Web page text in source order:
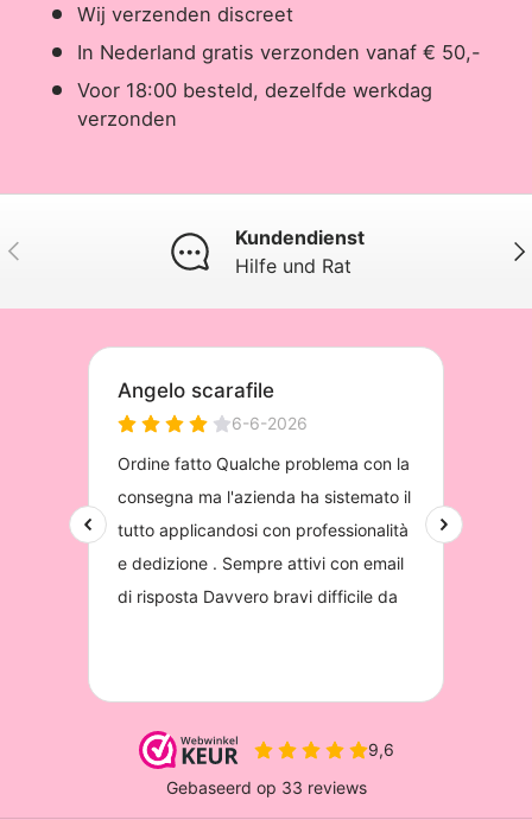
Wij verzenden discreet
In Nederland gratis verzonden vanaf € 50,-
Voor 18:00 besteld, dezelfde werkdag
verzonden
Vorherige
Kundendienst
Hilfe und Rat